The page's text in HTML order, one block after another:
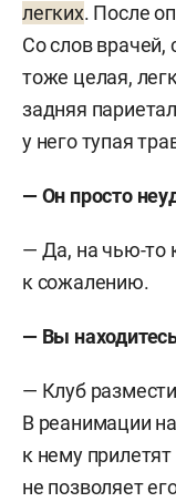
легких. После
Со слов врачей,
тоже целая,
задняя
у него тупая
— Он просто
— Да, на чью-то
к сожалению.
— Вы
— Клуб
В реанимации
к нему
не позволяет